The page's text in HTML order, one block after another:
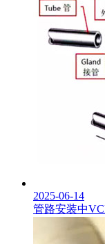
2025-06-14
管路安装中